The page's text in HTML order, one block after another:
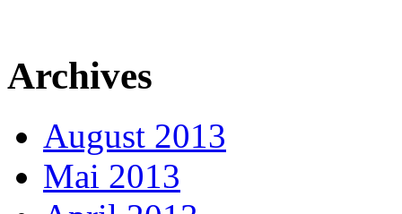
Archives
August 2013
Mai 2013